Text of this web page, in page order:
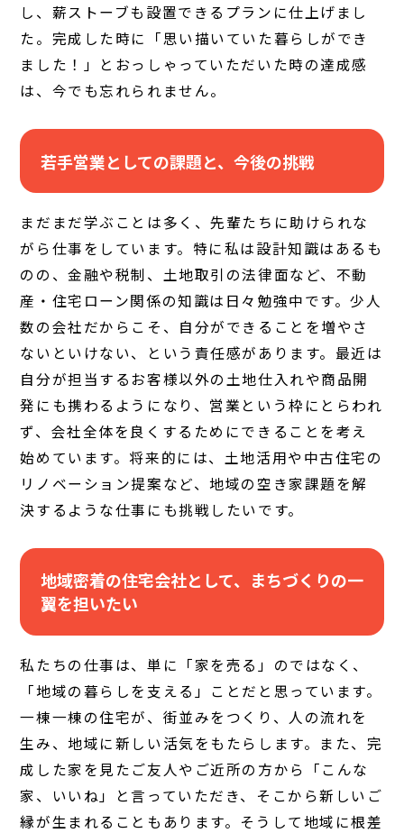
し、薪ストーブも設置できるプランに仕上げまし
た。完成した時に「思い描いていた暮らしができ
ました！」とおっしゃっていただいた時の達成感
は、今でも忘れられません。
若手営業としての課題と、今後の挑戦
まだまだ学ぶことは多く、先輩たちに助けられな
がら仕事をしています。特に私は設計知識はあるも
のの、金融や税制、土地取引の法律面など、不動
産・住宅ローン関係の知識は日々勉強中です。少人
数の会社だからこそ、自分ができることを増やさ
ないといけない、という責任感があります。最近は
自分が担当するお客様以外の土地仕入れや商品開
発にも携わるようになり、営業という枠にとらわれ
ず、会社全体を良くするためにできることを考え
始めています。将来的には、土地活用や中古住宅の
リノベーション提案など、地域の空き家課題を解
決するような仕事にも挑戦したいです。
地域密着の住宅会社として、まちづくりの一
翼を担いたい
私たちの仕事は、単に「家を売る」のではなく、
「地域の暮らしを支える」ことだと思っています。
一棟一棟の住宅が、街並みをつくり、人の流れを
生み、地域に新しい活気をもたらします。また、完
成した家を見たご友人やご近所の方から「こんな
家、いいね」と言っていただき、そこから新しいご
縁が生まれることもあります。そうして地域に根差